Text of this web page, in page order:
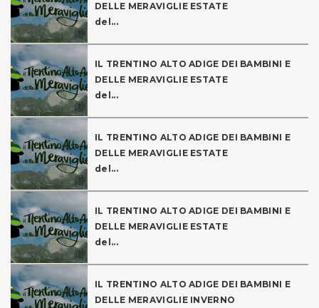
DELLE MERAVIGLIE ESTATE
del...
IL TRENTINO ALTO ADIGE DEI BAMBINI E
DELLE MERAVIGLIE ESTATE
del...
IL TRENTINO ALTO ADIGE DEI BAMBINI E
DELLE MERAVIGLIE ESTATE
del...
IL TRENTINO ALTO ADIGE DEI BAMBINI E
DELLE MERAVIGLIE ESTATE
del...
IL TRENTINO ALTO ADIGE DEI BAMBINI E
DELLE MERAVIGLIE INVERNO